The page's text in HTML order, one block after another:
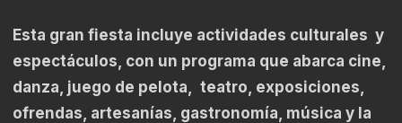
Esta gran fiesta incluye actividades culturales y
espectáculos, con un programa que abarca cine,
danza, juego de pelota, teatro, exposiciones,
ofrendas, artesanías, gastronomía, música y la